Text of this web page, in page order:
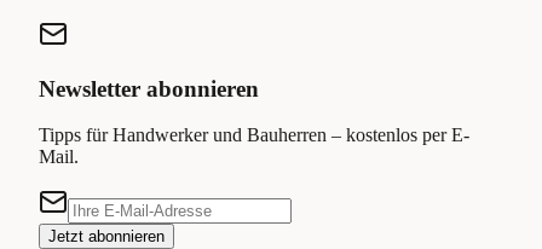
Newsletter abonnieren
Tipps für Handwerker und Bauherren – kostenlos per E-
Mail.
Jetzt abonnieren